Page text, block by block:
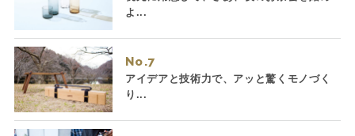
よ...
No.
アイデアと技術力で、アッと驚くモノづく
り...